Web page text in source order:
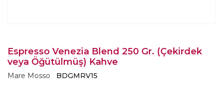
Espresso Venezia Blend 250 Gr. (Çekirdek
veya Öğütülmüş) Kahve
Mare Mosso BDGMRV15